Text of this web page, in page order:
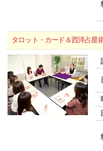
タロット・カード＆西洋占星